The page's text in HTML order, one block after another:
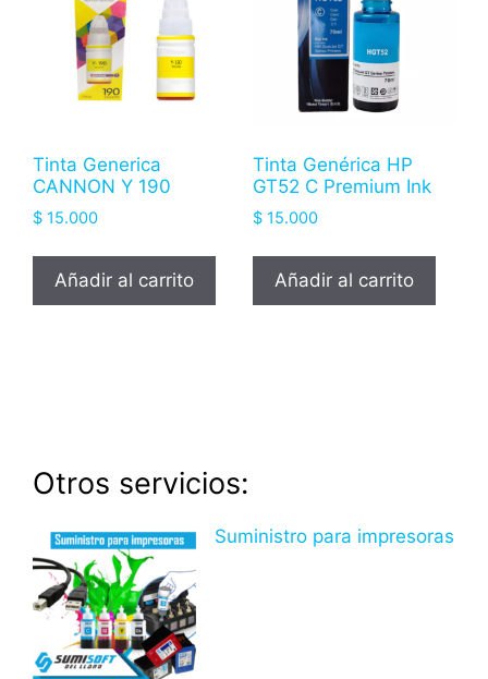
Tinta Generica
CANNON Y 190
$ 15.000
Añadir al carrito
Tinta Genérica HP
GT52 C Premium Ink
$15.000
Añadir al carrito
Otros servicios:
Suministro para impresoras